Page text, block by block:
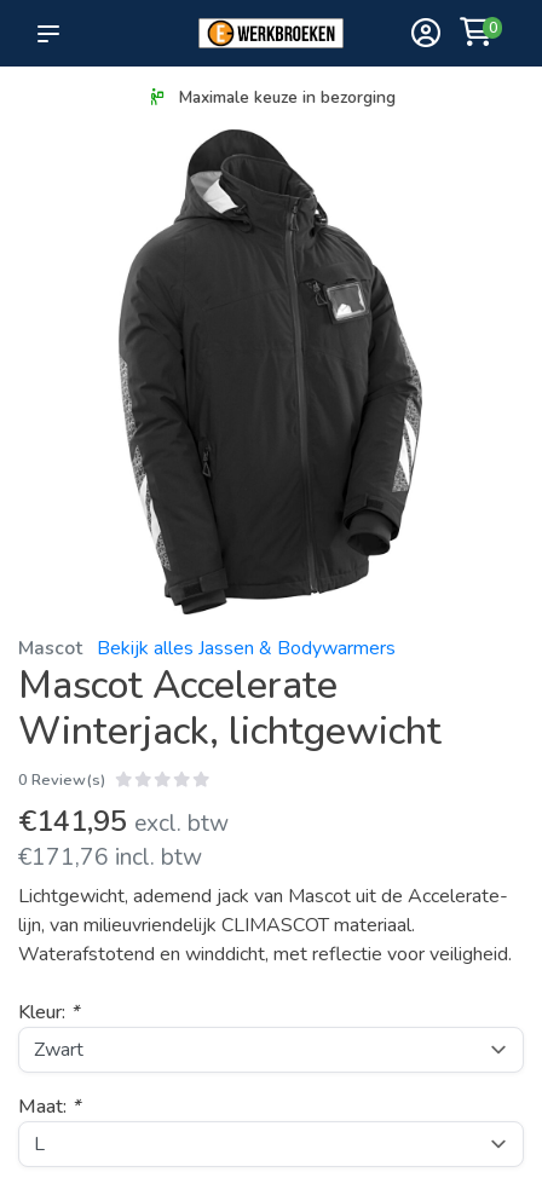
0
Maximale keuze in bezorging
Mascot Bekijk alles Jassen & Bodywarmers
Mascot Accelerate
Winterjack, lichtgewicht
0 Review(s)
€141,95 excl. btw
€171,76 incl. btw
Lichtgewicht, ademend jack van Mascot uit de Accelerate-
lijn, van milieuvriendelijk CLIMASCOT materiaal.
Waterafstotend en winddicht, met reflectie voor veiligheid.
Kleur: *
Maat: *